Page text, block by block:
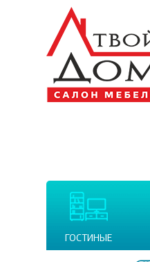
ГОСТИНЫЕ